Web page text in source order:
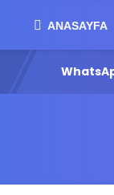
ANASAYFA